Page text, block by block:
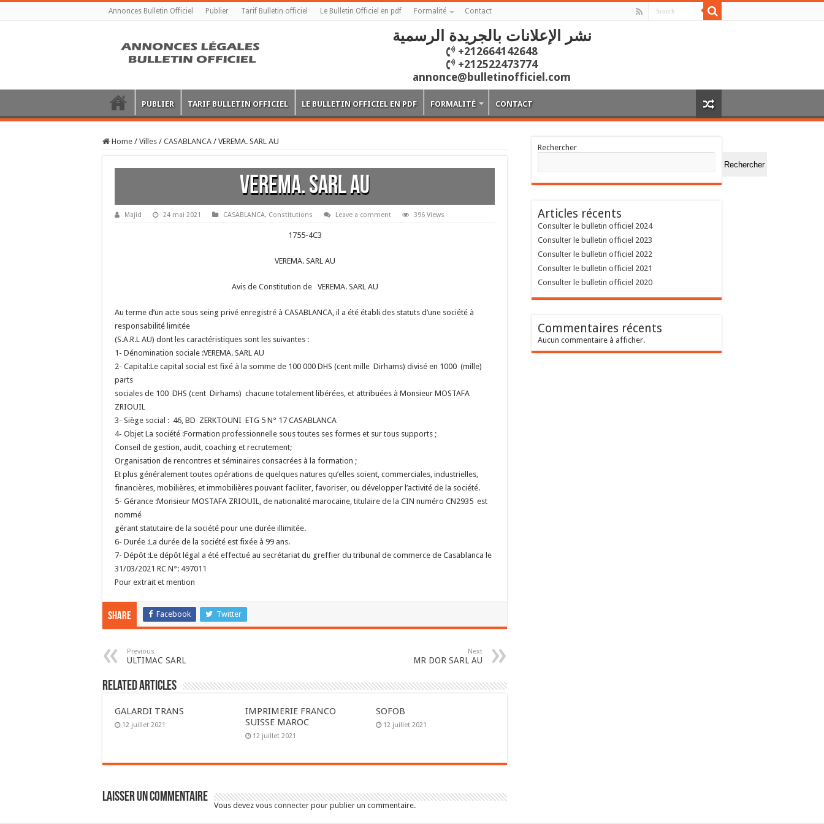
Annonces Bulletin Officiel Publier Tarif Bulletin officiel Le Bulletin Officiel en pdf Formalité Contact
نشر الإعلانات بالجريدة الرسمية
+212664142648
+212522473774
annonce@bulletinofficiel.com
PUBLIER TARIF BULLETIN OFFICIEL LE BULLETIN OFFICIEL EN PDF FORMALITÉ CONTACT
Home / Villes / CASABLANCA / VEREMA. SARL AU
VEREMA. SARL AU
Majid 24 mai 2021 CASABLANCA, Constitutions Leave a comment 396 Views
1755-4C3
VEREMA. SARL AU
Avis de Constitution de VEREMA. SARL AU
Au terme d’un acte sous seing privé enregistré à CASABLANCA, il a été établi des statuts d’une société à
responsabilité limitée
(S.A.R.L AU) dont les caractéristiques sont les suivantes :
1- Dénomination sociale :VEREMA. SARL AU
2- Capital:Le capital social est fixé à la somme de 100 000 DHS (cent mille Dirhams) divisé en 1000 (mille)
parts
sociales de 100 DHS (cent Dirhams) chacune totalement libérées, et attribuées à Monsieur MOSTAFA
ZRIOUIL
3- Siège social : 46, BD ZERKTOUNI ETG 5 N° 17 CASABLANCA
4- Objet La société :Formation professionnelle sous toutes ses formes et sur tous supports ;
Conseil de gestion, audit, coaching et recrutement;
Organisation de rencontres et séminaires consacrées à la formation ;
Et plus généralement toutes opérations de quelques natures qu’elles soient, commerciales, industrielles,
financières, mobilières, et immobilières pouvant faciliter, favoriser, ou développer l’activité de la société.
5- Gérance :Monsieur MOSTAFA ZRIOUIL, de nationalité marocaine, titulaire de la CIN numéro CN2935 est
nommé
gérant statutaire de la société pour une durée illimitée.
6- Durée :La durée de la société est fixée à 99 ans.
7- Dépôt :Le dépôt légal a été effectué au secrétariat du greffier du tribunal de commerce de Casablanca le
31/03/2021 RC N°: 497011
Pour extrait et mention
Share Facebook Twitter
Previous
ULTIMAC SARL
Next
MR DOR SARL AU
Related Articles
GALARDI TRANS
12 juillet 2021
IMPRIMERIE FRANCO
SUISSE MAROC
12 juillet 2021
SOFOB
12 juillet 2021
Laisser un commentaire
Vous devez vous connecter pour publier un commentaire.
Rechercher
Rechercher
Articles récents
Consulter le bulletin officiel 2024
Consulter le bulletin officiel 2023
Consulter le bulletin officiel 2022
Consulter le bulletin officiel 2021
Consulter le bulletin officiel 2020
Commentaires récents
Aucun commentaire à afficher.